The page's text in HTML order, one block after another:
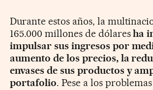
Durante estos años, la
165.000 millones de dólaresha
impulsar sus ingresos por
aumento de los precios, la
envases de sus productos y
portafolio. Pese a los